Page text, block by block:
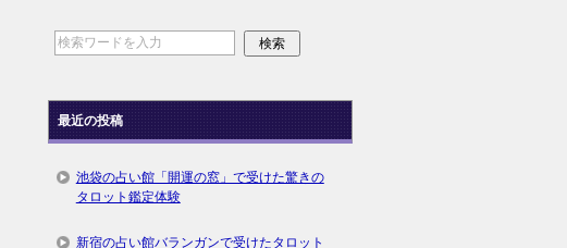
最近の投稿
池袋の占い館「開運の窓」で受けた驚きの
タロット鑑定体験
新宿の占い館バランガンで受けたタロット